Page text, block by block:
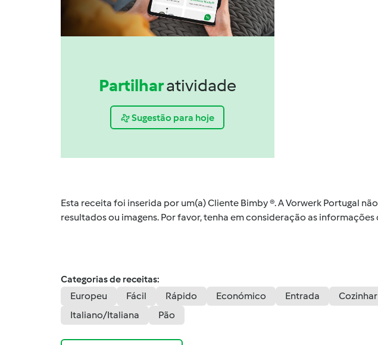
Partilharatividade
Sugestão para hoje
Esta receita foi inserida por um(a) Cliente Bimby ®. A Vorwerk Portugal
resultados ou imagens. Por favor, tenha em consideração as
Categorias de receitas:
Europeu
Fácil Rápido Económico Entrada
Italiano/Italiana
Pão